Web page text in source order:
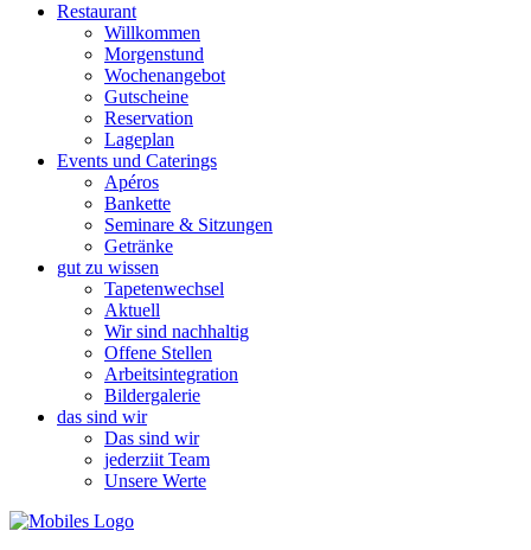
Restaurant
Willkommen
Morgenstund
Wochenangebot
Gutscheine
Reservation
Lageplan
Events und Caterings
Apéros
Bankette
Seminare & Sitzungen
Getränke
gut zu wissen
Tapetenwechsel
Aktuell
Wir sind nachhaltig
Offene Stellen
Arbeitsintegration
Bildergalerie
das sind wir
Das sind wir
jederziit Team
Unsere Werte